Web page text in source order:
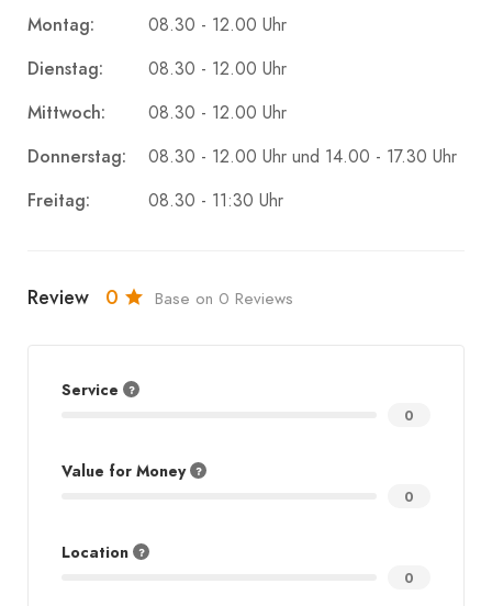
Montag: 08.30 - 12.00 Uhr
Dienstag: 08.30 - 12.00 Uhr
Mittwoch: 08.30 - 12.00 Uhr
Donnerstag: 08.30 - 12.00 Uhr und 14.00 - 17.30 Uhr
Freitag: 08.30 - 11:30 Uhr
Review 0 Base on 0 Reviews
Service
0
Value for Money
0
Location
0